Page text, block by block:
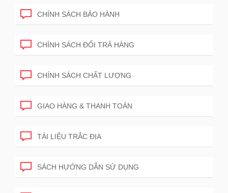
CHÍNH SÁCH BẢO HÀNH
CHÍNH SÁCH ĐỔI TRẢ HÀNG
CHÍNH SÁCH CHẤT LƯỢNG
GIAO HÀNG & THANH TOÁN
TÀI LIỆU TRẮC ĐỊA
SÁCH HƯỚNG DẪN SỬ DỤNG